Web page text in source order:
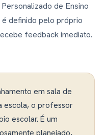
de Ensino
definido pelo próprio
feedback imediato.
em sala de
escola, o professor
escolar. É um
planejado,